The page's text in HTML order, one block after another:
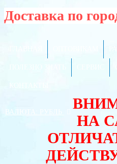
Доставка по
ВАЛЮТА:
НА